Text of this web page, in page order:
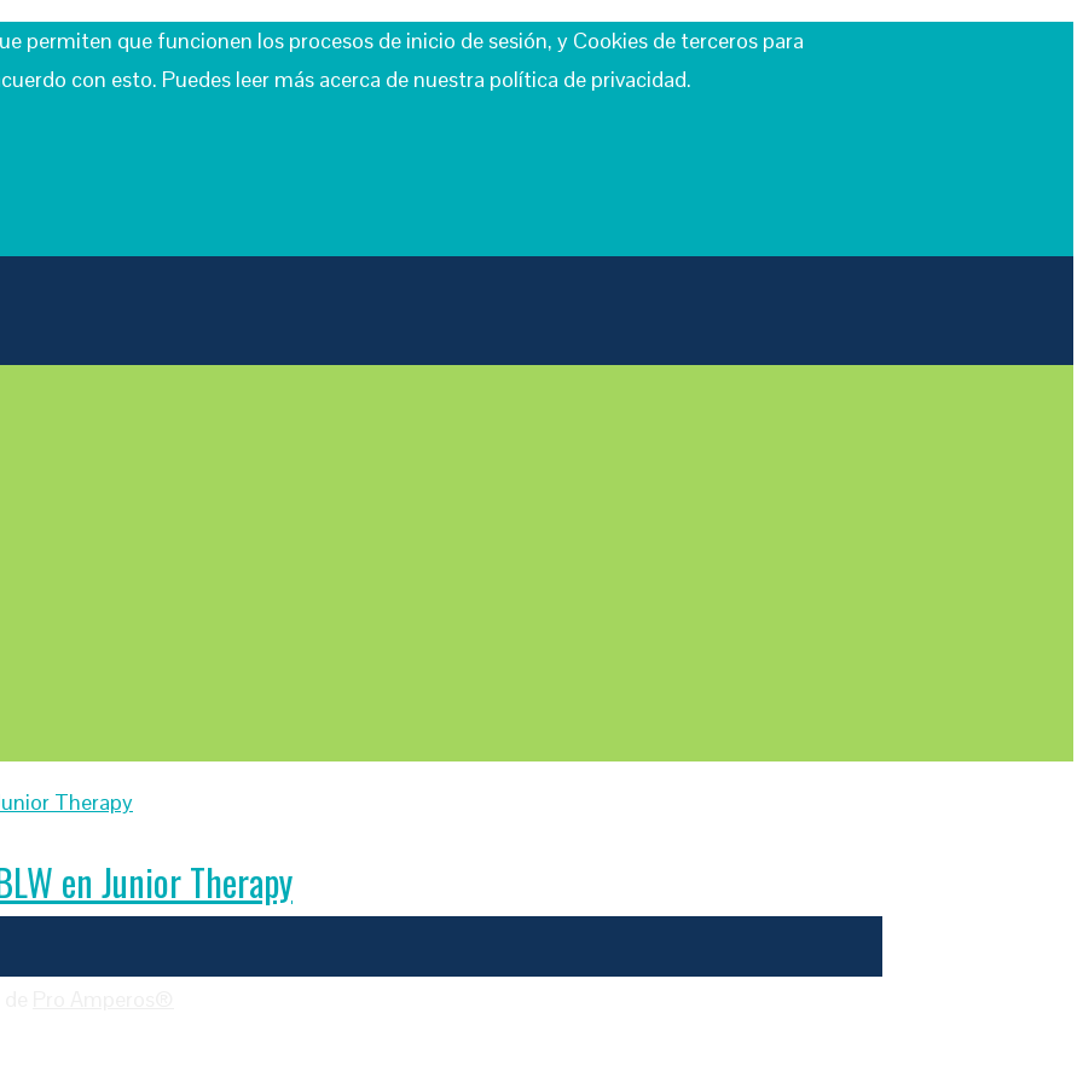
permiten que funcionen los procesos de inicio de sesión, y Cookies de terceros para
con esto. Puedes leer más acerca de nuestra política de privacidad.
en Junior Therapy